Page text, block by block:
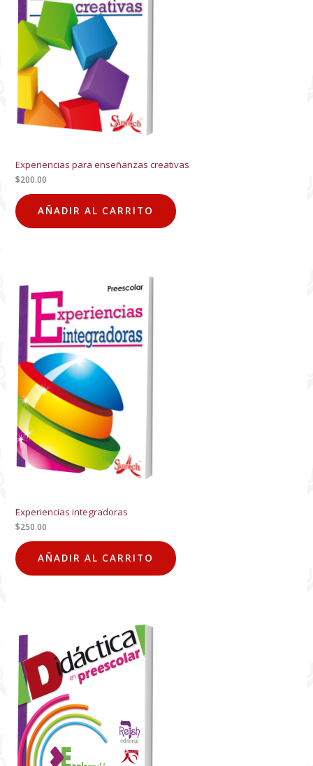
Experiencias para enseñanzas creativas
$200.00
AÑADIR AL CARRITO
Experiencias integradoras
$250.00
AÑADIR AL CARRITO